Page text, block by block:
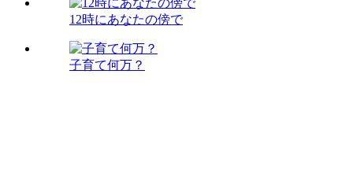
12時にあなたの傍で
子育て何万？